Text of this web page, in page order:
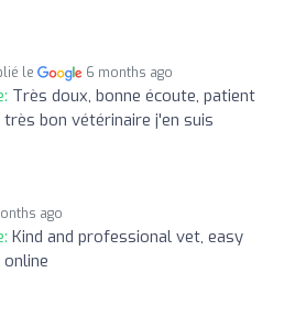
le 6 months ago
Très doux, bonne écoute, patient
très bon vétérinaire j'en suis
ago
Kind and professional vet, easy